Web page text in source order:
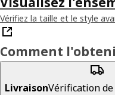
Vérifiez la taille et le style
Comment
LivraisonVérification